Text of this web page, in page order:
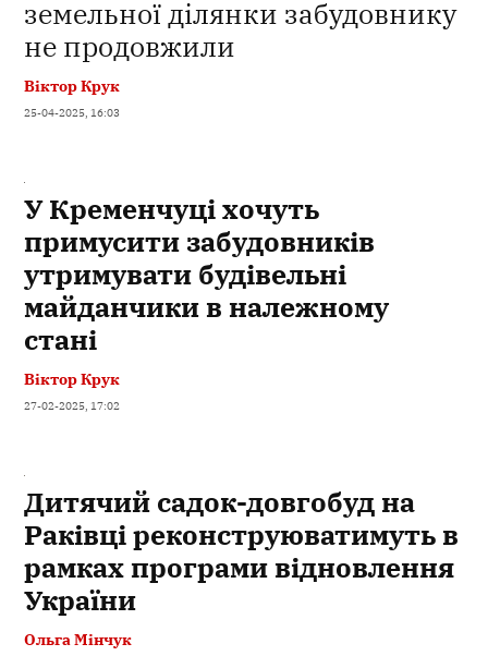
земельної ділянки забудовнику
не продовжили
Віктор Крук
25-04-2025, 16:03
У Кременчуці хочуть
примусити забудовників
утримувати будівельні
майданчики в належному
стані
Віктор Крук
27-02-2025, 17:02
Дитячий садок-довгобуд на
Раківці реконструюватимуть в
рамках програми відновлення
України
Ольга Мінчук